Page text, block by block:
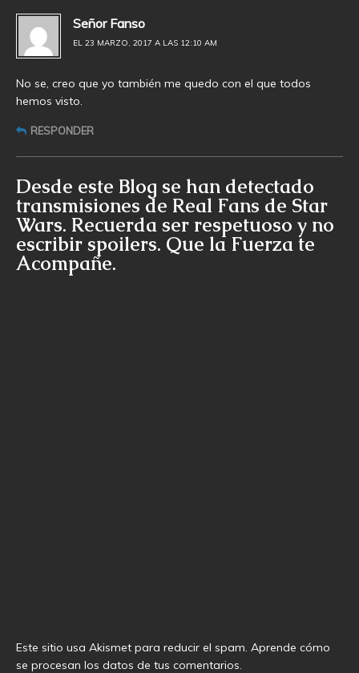
Señor Fanso
EL 23 MARZO, 2017 A LAS 12:10 AM
No se, creo que yo también me quedo con el que todos
hemos visto.
RESPONDER
Desde este Blog se han detectado
transmisiones de Real Fans de Star
Wars. Recuerda ser respetuoso y no
escribir spoilers. Que la Fuerza te
Acompañe.
Este sitio usa Akismet para reducir el spam. Aprende cómo
se procesan los datos de tus comentarios.